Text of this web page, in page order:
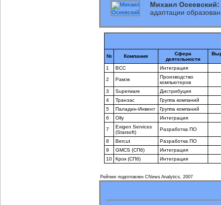
Михаил Осеевский:
адаптации
№ Компания
Сфера
деятельности
1 BCC Интеграция
2 Рамэк
Производство
компьютеров
3
Superware
Дистрибуция
4
Транзас
Группа компаний
5
Паладин-Инвент
Группа компаний
6
Olly Интеграция
7
Exigen Services
(Starsoft)
Разработка ПО
8 Bercut
Разработка ПО
9
GMCS (СПб)
Интеграция
10
Крок (СПб) Интеграция
Рейтинг подготовлен CNews Analytics, 2007